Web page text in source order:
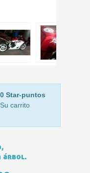
Suscríbete al
Star-puntos
carrito
árbol.